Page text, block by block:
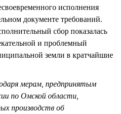
исполнения
документе требований.
сбор показалась
и проблемный
земли в кратчайшие
мерам, предпринятым
по Омской области,
производств об